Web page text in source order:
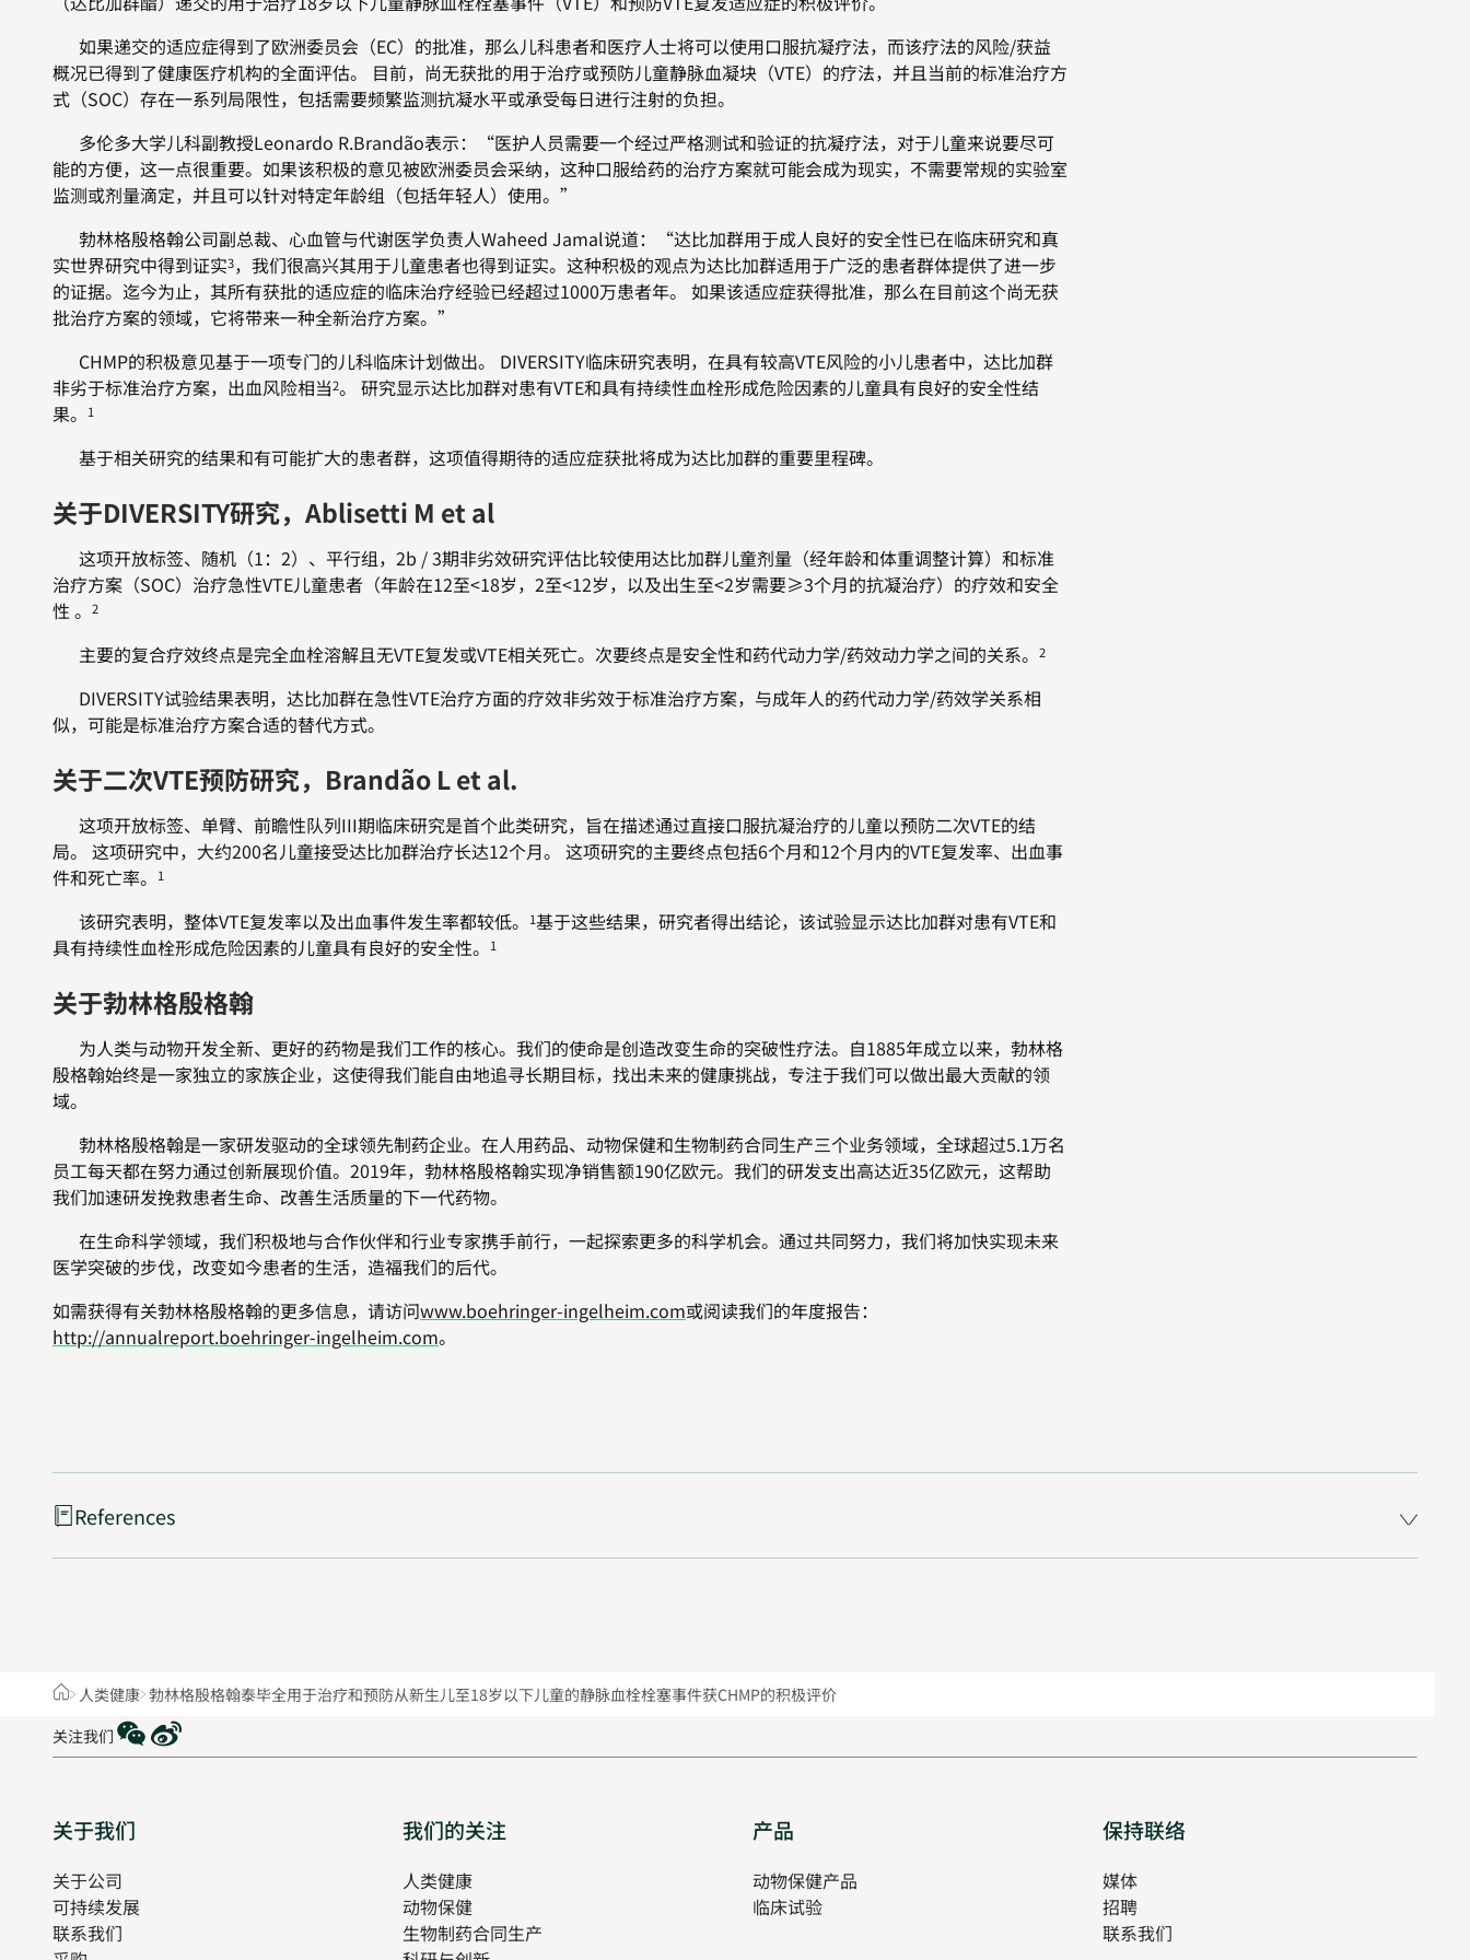
如果递交的适应症得到了欧洲委员会（EC）的批准，那么儿科患者和医疗人士将可以使用口服抗凝疗法，而该疗法的风险/获益
概况已得到了健康医疗机构的全面评估。 目前，尚无获批的用于治疗或预防儿童静脉血凝块（VTE）的疗法，并且当前的标准治疗方
式（SOC）存在一系列局限性，包括需要频繁监测抗凝水平或承受每日进行注射的负担。
多伦多大学儿科副教授Leonardo R.Brandão表示：“医护人员需要一个经过严格测试和验证的抗凝疗法，对于儿童来说要尽可
能的方便，这一点很重要。如果该积极的意见被欧洲委员会采纳，这种口服给药的治疗方案就可能会成为现实，不需要常规的实验室
监测或剂量滴定，并且可以针对特定年龄组（包括年轻人）使用。”
勃林格殷格翰公司副总裁、心血管与代谢医学负责人Waheed Jamal说道：“达比加群用于成人良好的安全性已在临床研究和真
实世界研究中得到证实3，我们很高兴其用于儿童患者也得到证实。这种积极的观点为达比加群适用于广泛的患者群体提供了进一步
的证据。迄今为止，其所有获批的适应症的临床治疗经验已经超过1000万患者年。 如果该适应症获得批准，那么在目前这个尚无获
批治疗方案的领域，它将带来一种全新治疗方案。”
CHMP的积极意见基于一项专门的儿科临床计划做出。 DIVERSITY临床研究表明，在具有较高VTE风险的小儿患者中，达比加群
非劣于标准治疗方案，出血风险相当2。 研究显示达比加群对患有VTE和具有持续性血栓形成危险因素的儿童具有良好的安全性结
果。
1
基于相关研究的结果和有可能扩大的患者群，这项值得期待的适应症获批将成为达比加群的重要里程碑。
关于DIVERSITY研究，Ablisetti M et al
这项开放标签、随机（1：2）、平行组，2b / 3期非劣效研究评估比较使用达比加群儿童剂量（经年龄和体重调整计算）和标准
治疗方案（SOC）治疗急性VTE儿童患者（年龄在12至<18岁，2至<12岁，以及出生至<2岁需要≥3个月的抗凝治疗）的疗效和安全
性 。
2
主要的复合疗效终点是完全血栓溶解且无VTE复发或VTE相关死亡。次要终点是安全性和药代动力学/药效动力学之间的关系。 2
DIVERSITY试验结果表明，达比加群在急性VTE治疗方面的疗效非劣效于标准治疗方案，与成年人的药代动力学/药效学关系相
似，可能是标准治疗方案合适的替代方式。
关于二次VTE预防研究，Brandão L et al.
这项开放标签、单臂、前瞻性队列III期临床研究是首个此类研究，旨在描述通过直接口服抗凝治疗的儿童以预防二次VTE的结
局。 这项研究中，大约200名儿童接受达比加群治疗长达12个月。 这项研究的主要终点包括6个月和12个月内的VTE复发率、出血事
件和死亡率。
1
该研究表明，整体VTE复发率以及出血事件发生率都较低。 1基于这些结果，研究者得出结论，该试验显示达比加群对患有VTE和
具有持续性血栓形成危险因素的儿童具有良好的安全性。
1
关于勃林格殷格翰
为人类与动物开发全新、更好的药物是我们工作的核心。我们的使命是创造改变生命的突破性疗法。自1885年成立以来，勃林格
殷格翰始终是一家独立的家族企业，这使得我们能自由地追寻长期目标，找出未来的健康挑战，专注于我们可以做出最大贡献的领
域。
勃林格殷格翰是一家研发驱动的全球领先制药企业。在人用药品、动物保健和生物制药合同生产三个业务领域，全球超过5.1万名
员工每天都在努力通过创新展现价值。2019年，勃林格殷格翰实现净销售额190亿欧元。我们的研发支出高达近35亿欧元，这帮助
我们加速研发挽救患者生命、改善生活质量的下一代药物。
在生命科学领域，我们积极地与合作伙伴和行业专家携手前行，一起探索更多的科学机会。通过共同努力，我们将加快实现未来
医学突破的步伐，改变如今患者的生活，造福我们的后代。
如需获得有关勃林格殷格翰的更多信息，请访问www.boehringer-ingelheim.com或阅读我们的年度报告：
http://annualreport.boehringer-ingelheim.com。
References
Home人类健康 勃林格殷格翰泰毕全用于治疗和预防从新生儿至18岁以下儿童的静脉血栓栓塞事件获CHMP的积极评价
关注我们
WeChat
Weibo
Sitemap
关于我们
关于公司
可持续发展
联系我们
我们的关注
tab
人类健康
new
动物保健
生物制药合同生产
产品
new
tab
动物保健产品
临床试验
保持联络
媒体
招聘
in
联系我们